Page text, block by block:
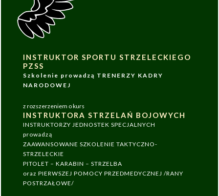
INSTRUKTOR SPORTU STRZELECKIEGO
PZSS
Szkolenie prowadzą TRENERZY KADRY
NARODOWEJ
z rozszerzeniem o kurs
INSTRUKTORA STRZELAŃ BOJOWYCH
INSTRUKTORZY JEDNOSTEK SPECJALNYCH
prowadzą
ZAAWANSOWANE SZKOLENIE TAKTYCZNO-
STRZELECKIE
PITOLET – KARABIN – STRZELBA
oraz PIERWSZEJ POMOCY PRZEDMEDYCZNEJ /RANY
POSTRZAŁOWE/